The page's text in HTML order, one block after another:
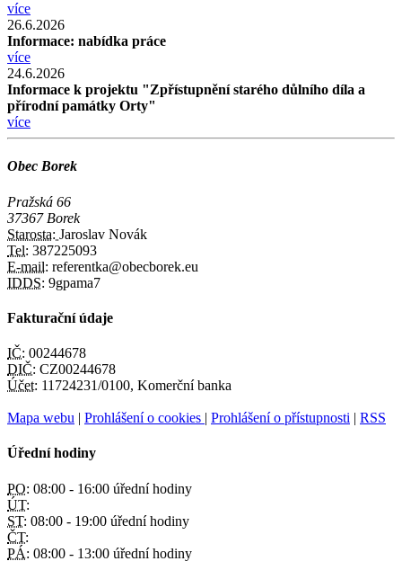
více
26.6.2026
Informace: nabídka práce
více
24.6.2026
Informace k projektu "Zpřístupnění starého důlního díla a
přírodní památky Orty"
více
Obec Borek
Pražská 66
37367 Borek
Starosta: Jaroslav Novák
Tel: 387225093
E-mail: referentka@obecborek.eu
IDDS: 9gpama7
Fakturační údaje
IČ: 00244678
DIČ: CZ00244678
Účet: 11724231/0100, Komerční banka
Mapa webu | Prohlášení o cookies | Prohlášení o přístupnosti | RSS
Úřední hodiny
PO: 08:00 - 16:00 úřední hodiny
ÚT:
ST: 08:00 - 19:00 úřední hodiny
ČT:
PÁ: 08:00 - 13:00 úřední hodiny